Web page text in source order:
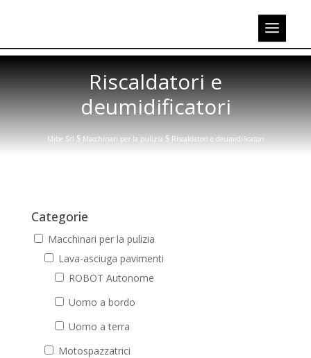
Riscaldatori e
deumidificatori
Mibe Srl $ Macchinari per la pulizia $ Riscaldatori e deumidificatori
Categorie
Macchinari per la pulizia
Lava-asciuga pavimenti
ROBOT Autonome
Uomo a bordo
Uomo a terra
Motospazzatrici